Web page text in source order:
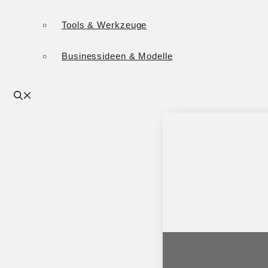
Tools & Werkzeuge
Businessideen & Modelle